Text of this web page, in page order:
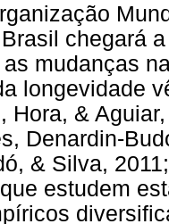
chegará
mudanças
longevidade
Hora, &
Denardin-
& Silva,
estudem